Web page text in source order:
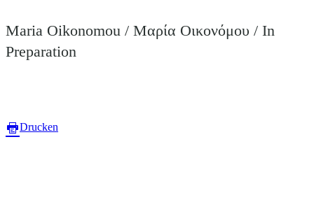
Maria Oikonomou / Μαρία Οικονόμου / In
Preparation
Drucken